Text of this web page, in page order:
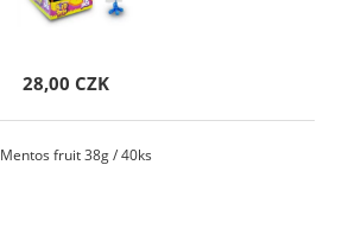
28,00 CZK
Mentos fruit 38g / 40ks